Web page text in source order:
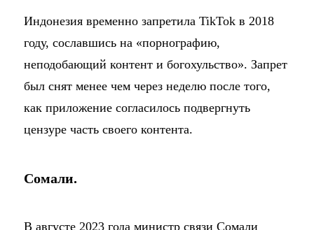
Индонезия временно запретила TikTok в 2018
году, сославшись на «порнографию,
неподобающий контент и богохульство». Запрет
был снят менее чем через неделю после того,
как приложение согласилось подвергнуть
цензуре часть своего контента.
Сомали.
В августе 2023 года министр связи Сомали